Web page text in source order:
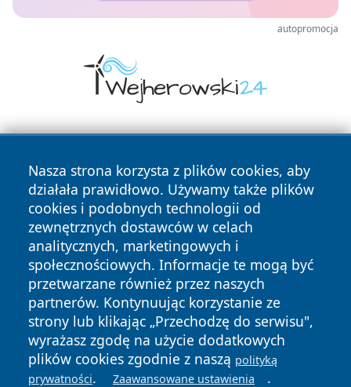
autopromocja
Nasza strona korzysta z plików cookies, aby
działała prawidłowo. Używamy także plików
cookies i podobnych technologii od
zewnętrznych dostawców w celach
analitycznych, marketingowych i
społecznościowych. Informacje te mogą być
przetwarzane również przez naszych
partnerów. Kontynuując korzystanie ze
strony lub klikając „Przechodzę do serwisu",
wyrażasz zgodę na użycie dodatkowych
plików cookies zgodnie z naszą polityką
prywatności. Zaawansowane ustawienia .
Copyright © 2026 wejherowski24.pl Wszystkie prawa
zastrzeżone.
News Autorzy
Polityka
Prywatności
Polityka
Cookies